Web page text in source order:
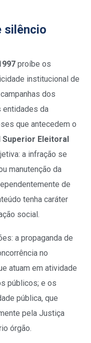
silêncio
proíbe os
institucional de
dos
entidades da
que antecedem o
Superior Eleitoral
a infração se
manutenção da
de
tenha caráter
social.
a propaganda de
no
atuam em atividade
públicos; e os
pública, que
pela Justiça
órgão.